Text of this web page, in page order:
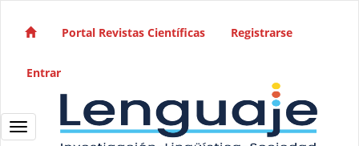
Navegación principal
Barra lateral
Portal Revistas Científicas Registrarse
Entrar
Toggle navigation